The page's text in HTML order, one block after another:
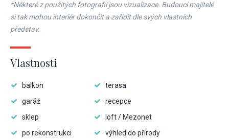
*Některé z použitých fotografií jsou vizualizace. Budoucí majitelé
si tak mohou interiér dokončit a zařídit dle svých vlastních
představ.
Vlastnosti
balkon
terasa
garáž
recepce
sklep
loft / Mezonet
po rekonstrukci
výhled do přírody